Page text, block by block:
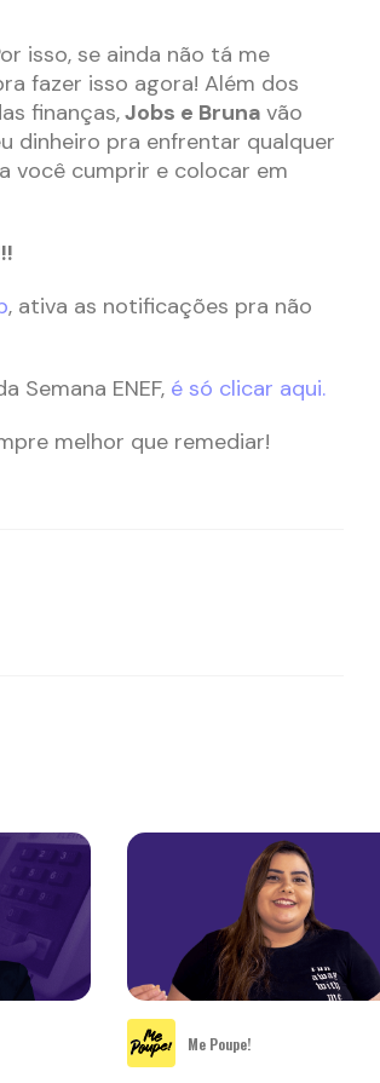
isso, se ainda não tá me
fazer isso agora! Além dos
finanças,Jobs e Bruna vão
dinheiro pra enfrentar qualquer
você cumprir e colocar em
, ativa as notificações pra não
Semana ENEF,é só clicar aqui.
melhor que remediar!
Me Poupe!